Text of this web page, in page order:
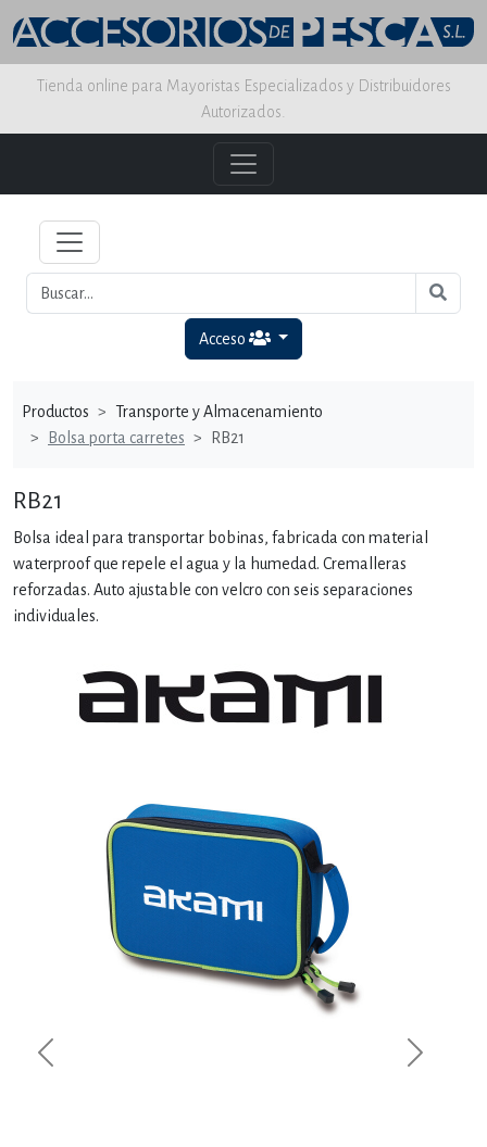
Tienda online para Mayoristas Especializados y Distribuidores
Autorizados.
Acceso
Productos
Transporte y Almacenamiento
Bolsa porta carretes
RB21
RB21
Bolsa ideal para transportar bobinas, fabricada con material
waterproof que repele el agua y la humedad. Cremalleras
reforzadas. Auto ajustable con velcro con seis separaciones
individuales.
Previous Next